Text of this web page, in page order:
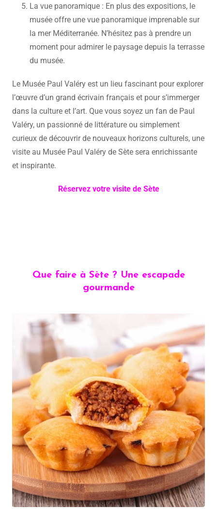
La vue panoramique : En plus des expositions, le
musée offre une vue panoramique imprenable sur
la mer Méditerranée. N’hésitez pas à prendre un
moment pour admirer le paysage depuis la terrasse
du musée.
Le Musée Paul Valéry est un lieu fascinant pour explorer
l’œuvre d’un grand écrivain français et pour s’immerger
dans la culture et l’art. Que vous soyez un fan de Paul
Valéry, un passionné de littérature ou simplement
curieux de découvrir de nouveaux horizons culturels, une
visite au Musée Paul Valéry de Sète sera enrichissante
et inspirante.
Réservez votre visite de Sète
Que faire à Sète ? Une escapade
gourmande